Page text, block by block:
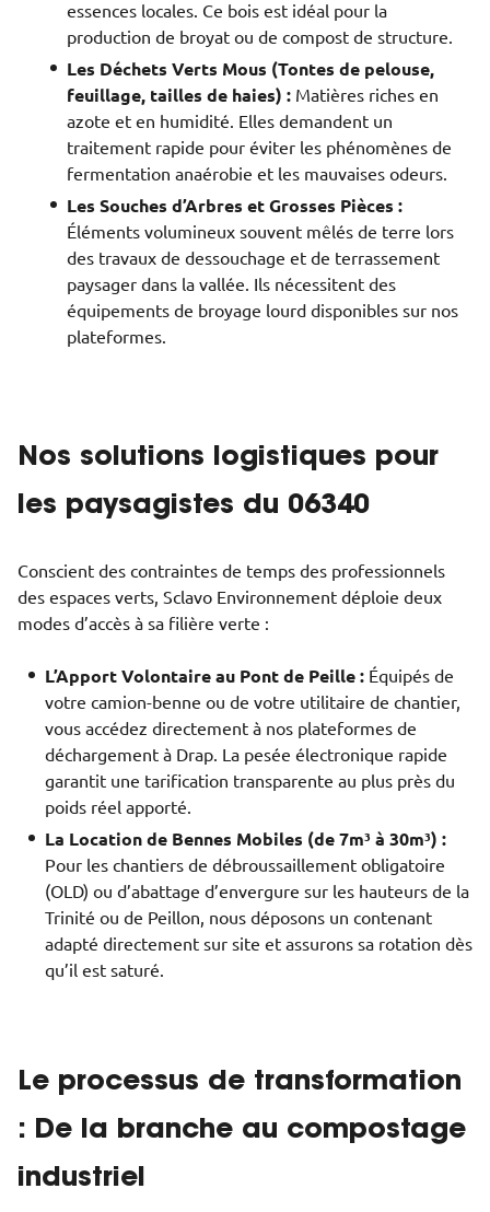
essences locales. Ce bois est idéal pour la
production de broyat ou de compost de structure.
Les Déchets Verts Mous (Tontes de pelouse,
feuillage, tailles de haies) : Matières riches en
azote et en humidité. Elles demandent un
traitement rapide pour éviter les phénomènes de
fermentation anaérobie et les mauvaises odeurs.
Les Souches d’Arbres et Grosses Pièces :
Éléments volumineux souvent mêlés de terre lors
des travaux de dessouchage et de terrassement
paysager dans la vallée. Ils nécessitent des
équipements de broyage lourd disponibles sur nos
plateformes.
Nos solutions logistiques pour
les paysagistes du 06340
Conscient des contraintes de temps des professionnels
des espaces verts, Sclavo Environnement déploie deux
modes d’accès à sa filière verte :
L’Apport Volontaire au Pont de Peille : Équipés de
votre camion-benne ou de votre utilitaire de chantier,
vous accédez directement à nos plateformes de
déchargement à Drap. La pesée électronique rapide
garantit une tarification transparente au plus près du
poids réel apporté.
La Location de Bennes Mobiles (de 7m³ à 30m³) :
Pour les chantiers de débroussaillement obligatoire
(OLD) ou d’abattage d’envergure sur les hauteurs de la
Trinité ou de Peillon, nous déposons un contenant
adapté directement sur site et assurons sa rotation dès
qu’il est saturé.
Le processus de transformation
: De la branche au compostage
industriel